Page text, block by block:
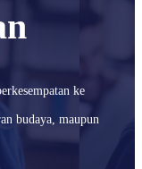
ke
budaya, maupun